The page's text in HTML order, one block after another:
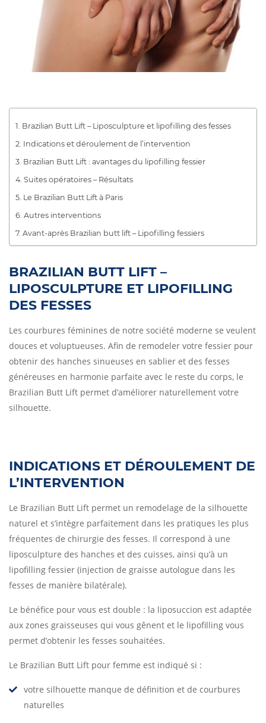
Brazilian Butt Lift – Liposculpture et lipofilling des fesses
Indications et déroulement de l’intervention
Brazilian Butt Lift : avantages du lipofilling fessier
Suites opératoires – Résultats
Le Brazilian Butt Lift à Paris
Autres interventions
Avant-après Brazilian butt lift – Lipofilling fessiers
BRAZILIAN BUTT LIFT –
LIPOSCULPTURE ET LIPOFILLING
DES FESSES
Les courbures féminines de notre société moderne se veulent
douces et voluptueuses. Afin de remodeler votre fessier pour
obtenir des hanches sinueuses en sablier et des fesses
généreuses en harmonie parfaite avec le reste du corps, le
Brazilian Butt Lift permet d’améliorer naturellement votre
silhouette.
INDICATIONS ET DÉROULEMENT DE
L’INTERVENTION
Le Brazilian Butt Lift permet un remodelage de la silhouette
naturel et s’intègre parfaitement dans les pratiques les plus
fréquentes de chirurgie des fesses. Il correspond à une
liposculpture des hanches et des cuisses, ainsi qu’à un
lipofilling fessier (injection de graisse autologue dans les
fesses de manière bilatérale).
Le bénéfice pour vous est double : la liposuccion est adaptée
aux zones graisseuses qui vous gênent et le lipofilling vous
permet d’obtenir les fesses souhaitées.
Le Brazilian Butt Lift pour femme est indiqué si :
votre silhouette manque de définition et de courbures
naturelles